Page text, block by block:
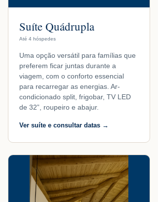
Suíte Quádrupla
Até 4 hóspedes
Uma opção versátil para famílias que
preferem ficar juntas durante a
viagem, com o conforto essencial
para recarregar as energias. Ar-
condicionado split, frigobar, TV LED
de 32”, roupeiro e abajur.
Ver suíte e consultar datas →